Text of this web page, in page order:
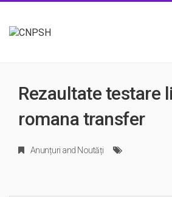
Rezaultate testare
romana transfer
Anunțuri and Noutăți